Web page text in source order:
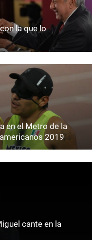
la que lo
en el Metro de la
2019
cante en la